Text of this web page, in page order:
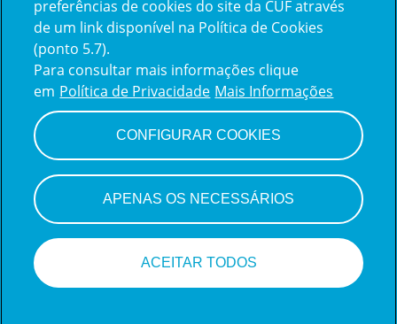
Vamos encontrar juntos o seu
próximo colega de equipe.
Iniciar sessão
Site de carreirasda Teamtailor
preferências de cookies do site da CUF através
de um link disponível na Política de Cookies
(ponto 5.7).
Para consultar mais informações clique
em Política de Privacidade Mais Informações
CONFIGURAR COOKIES
APENAS OS NECESSÁRIOS
ACEITAR TODOS